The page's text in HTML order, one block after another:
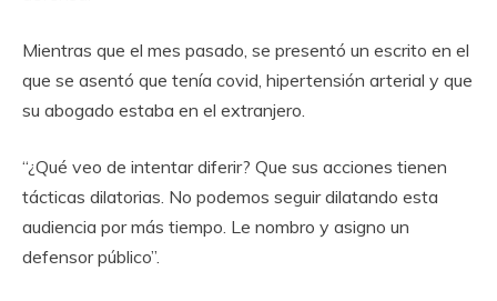
Mientras que el mes pasado, se presentó un escrito en el
que se asentó que tenía covid, hipertensión arterial y que
su abogado estaba en el extranjero.
“¿Qué veo de intentar diferir? Que sus acciones tienen
tácticas dilatorias. No podemos seguir dilatando esta
audiencia por más tiempo. Le nombro y asigno un
defensor público”.